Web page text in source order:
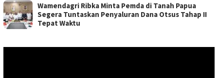
Wamendagri Ribka Minta Pemda di Tanah Papua
Segera Tuntaskan Penyaluran Dana Otsus Tahap II
Tepat Waktu